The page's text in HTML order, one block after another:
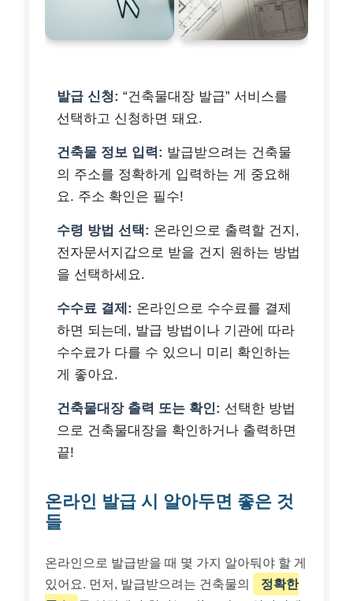
발급 신청: “건축물대장 발급” 서비스를
선택하고 신청하면 돼요.
건축물 정보 입력: 발급받으려는 건축물
의 주소를 정확하게 입력하는 게 중요해
요. 주소 확인은 필수!
수령 방법 선택: 온라인으로 출력할 건지,
전자문서지갑으로 받을 건지 원하는 방법
을 선택하세요.
수수료 결제: 온라인으로 수수료를 결제
하면 되는데, 발급 방법이나 기관에 따라
수수료가 다를 수 있으니 미리 확인하는
게 좋아요.
건축물대장 출력 또는 확인: 선택한 방법
으로 건축물대장을 확인하거나 출력하면
끝!
온라인 발급 시 알아두면 좋은 것
들
온라인으로 발급받을 때 몇 가지 알아둬야 할 게
있어요. 먼저, 발급받으려는 건축물의
정확한